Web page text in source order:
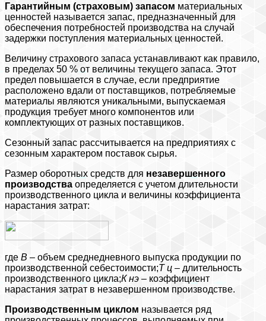
Гарантийным (страховым) запасом материальных
ценностей называется запас, предназначенный для
обеспечения потребностей производства на случай
задержки поступления материальных ценностей.
Величину страхового запаса устанавливают как правило,
в пределах 50 % от величины текущего запаса. Этот
предел повышается в случае, если предприятие
расположено вдали от поставщиков, потребляемые
материалы являются уникальными, выпускаемая
продукция требует много компонентов или
комплектующих от разных поставщиков.
Сезонный запас рассчитывается на предприятиях с
сезонным характером поставок сырья.
Размер оборотных средств для незавершенного
производства определяется с учетом длительности
производственного цикла и величины коэффициента
нарастания затрат:
где В – объем среднедневного выпуска продукции по
производственной себестоимости;Тц – длительность
производственного цикла;Кнэ – коэффициент
нарастания затрат в незавершенном производстве.
Производственным циклом называется ряд